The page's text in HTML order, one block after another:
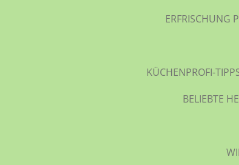
ERFRISCHUNG
KÜCHENPROFI-
BELIEBTE